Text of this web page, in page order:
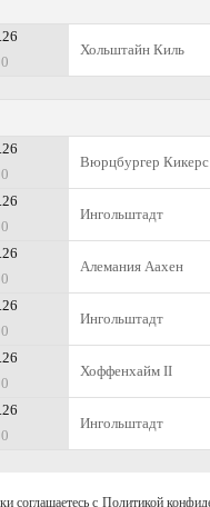
Хольштайн Киль
Вюрцбургер Кикерс
Ингольштадт
Алемания Аахен
Ингольштадт
Хоффенхайм II
Ингольштадт
с Политикой